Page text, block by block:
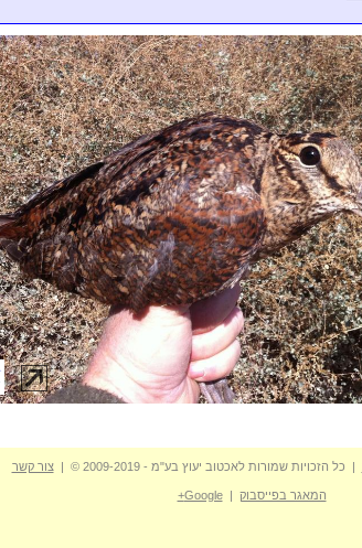
| כל הזכויות שמורות לאכטוב יעוץ בע"מ - 2009-2019 © | צור קשר
המאגר בפייסבוק |
Google+